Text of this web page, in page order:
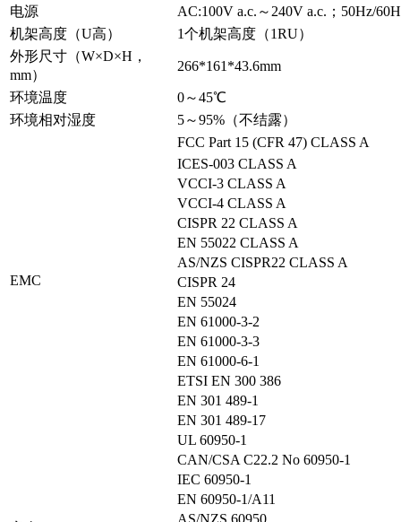
电源
AC:100V a.c.～240V a.c.；50Hz/
机架高度（U高）
1个机架高度（1RU）
外形尺寸（W×D×H，
mm）
266*161*43.6mm
环境温度
0～45℃
环境相对湿度
5～95%（不结露）
EMC
FCC Part 15 (CFR 47) CLASS A
ICES-003 CLASS A
VCCI-3 CLASS A
VCCI-4 CLASS A
CISPR 22 CLASS A
EN 55022 CLASS A
AS/NZS CISPR22 CLASS A
CISPR 24
EN 55024
EN 61000-3-2
EN 61000-3-3
EN 61000-6-1
ETSI EN 300 386
EN 301 489-1
EN 301 489-17
UL 60950-1
CAN/CSA C22.2 No 60950-1
IEC 60950-1
EN 60950-1/A11
AS/NZS 60950